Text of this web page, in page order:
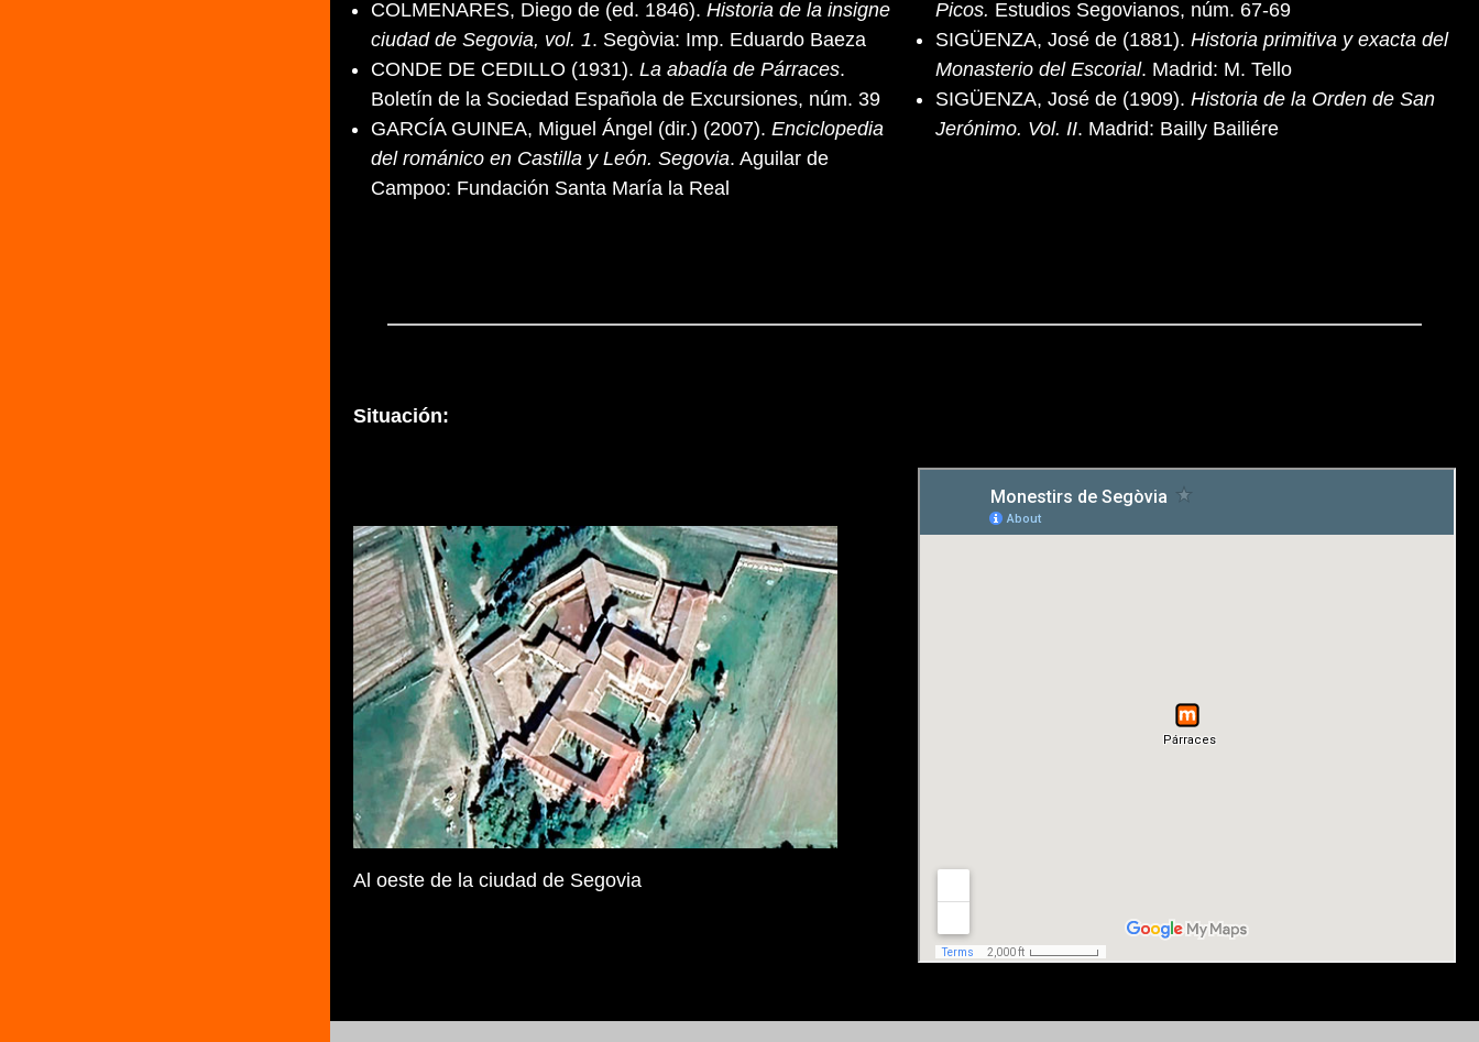
COLMENARES, Diego de (ed. 1846). Historia de la insigne
ciudad de Segovia, vol. 1. Segòvia: Imp. Eduardo Baeza
CONDE DE CEDILLO (1931). La abadía de Párraces.
Boletín de la Sociedad Española de Excursiones, núm. 39
GARCÍA GUINEA, Miguel Ángel (dir.) (2007). Enciclopedia
del románico en Castilla y León. Segovia. Aguilar de
Campoo: Fundación Santa María la Real
Picos. Estudios Segovianos, núm. 67-69
SIGÜENZA, José de (1881). Historia primitiva y exacta del
Monasterio del Escorial. Madrid: M. Tello
SIGÜENZA, José de (1909). Historia de la Orden de San
Jerónimo. Vol. II. Madrid: Bailly Bailiére
Situación:
Al oeste de la ciudad de Segovia